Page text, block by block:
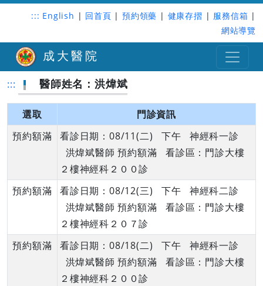
::: English | 回首頁 | 預約領藥 | 健康存摺 | 服務信箱 |
網站導覽
成大醫院
::: 醫師姓名：洪煒斌
選取
門診資訊
預約額滿
看診日期：08/11(二) 下午 神經科一診
洪煒斌醫師 預約額滿 看診區：門診大樓
２樓神經科２００診
預約額滿
看診日期：08/12(三) 下午 神經科二診
洪煒斌醫師 預約額滿 看診區：門診大樓
２樓神經科２０７診
預約額滿
看診日期：08/18(二) 下午 神經科一診
洪煒斌醫師 預約額滿 看診區：門診大樓
２樓神經科２００診